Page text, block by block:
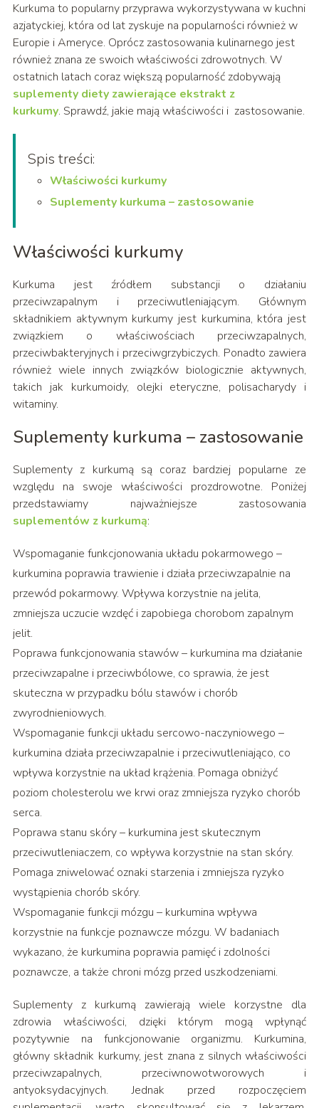
Kurkuma to popularny przyprawa wykorzystywana w kuchni
azjatyckiej, która od lat zyskuje na popularności również w
Europie i Ameryce. Oprócz zastosowania kulinarnego jest
również znana ze swoich właściwości zdrowotnych. W
ostatnich latach coraz większą popularność zdobywają
suplementy diety zawierające ekstrakt z
kurkumy. Sprawdź, jakie mają właściwości i zastosowanie.
Spis treści:
Właściwości kurkumy
Suplementy kurkuma – zastosowanie
Właściwości kurkumy
Kurkuma jest źródłem substancji o działaniu
przeciwzapalnym i przeciwutleniającym. Głównym
składnikiem aktywnym kurkumy jest kurkumina, która jest
związkiem o właściwościach przeciwzapalnych,
przeciwbakteryjnych i przeciwgrzybiczych. Ponadto zawiera
również wiele innych związków biologicznie aktywnych,
takich jak kurkumoidy, olejki eteryczne, polisacharydy i
witaminy.
Suplementy kurkuma – zastosowanie
Suplementy z kurkumą są coraz bardziej popularne ze
względu na swoje właściwości prozdrowotne. Poniżej
przedstawiamy najważniejsze zastosowania
suplementów z kurkumą:
Wspomaganie funkcjonowania układu pokarmowego –
kurkumina poprawia trawienie i działa przeciwzapalnie na
przewód pokarmowy. Wpływa korzystnie na jelita,
zmniejsza uczucie wzdęć i zapobiega chorobom zapalnym
jelit.
Poprawa funkcjonowania stawów – kurkumina ma działanie
przeciwzapalne i przeciwbólowe, co sprawia, że jest
skuteczna w przypadku bólu stawów i chorób
zwyrodnieniowych.
Wspomaganie funkcji układu sercowo-naczyniowego –
kurkumina działa przeciwzapalnie i przeciwutleniająco, co
wpływa korzystnie na układ krążenia. Pomaga obniżyć
poziom cholesterolu we krwi oraz zmniejsza ryzyko chorób
serca.
Poprawa stanu skóry – kurkumina jest skutecznym
przeciwutleniaczem, co wpływa korzystnie na stan skóry.
Pomaga zniwelować oznaki starzenia i zmniejsza ryzyko
wystąpienia chorób skóry.
Wspomaganie funkcji mózgu – kurkumina wpływa
korzystnie na funkcje poznawcze mózgu. W badaniach
wykazano, że kurkumina poprawia pamięć i zdolności
poznawcze, a także chroni mózg przed uszkodzeniami.
Suplementy z kurkumą zawierają wiele korzystne dla
zdrowia właściwości, dzięki którym mogą wpłynąć
pozytywnie na funkcjonowanie organizmu. Kurkumina,
główny składnik kurkumy, jest znana z silnych właściwości
przeciwzapalnych, przeciwnowotworowych i
antyoksydacyjnych. Jednak przed rozpoczęciem